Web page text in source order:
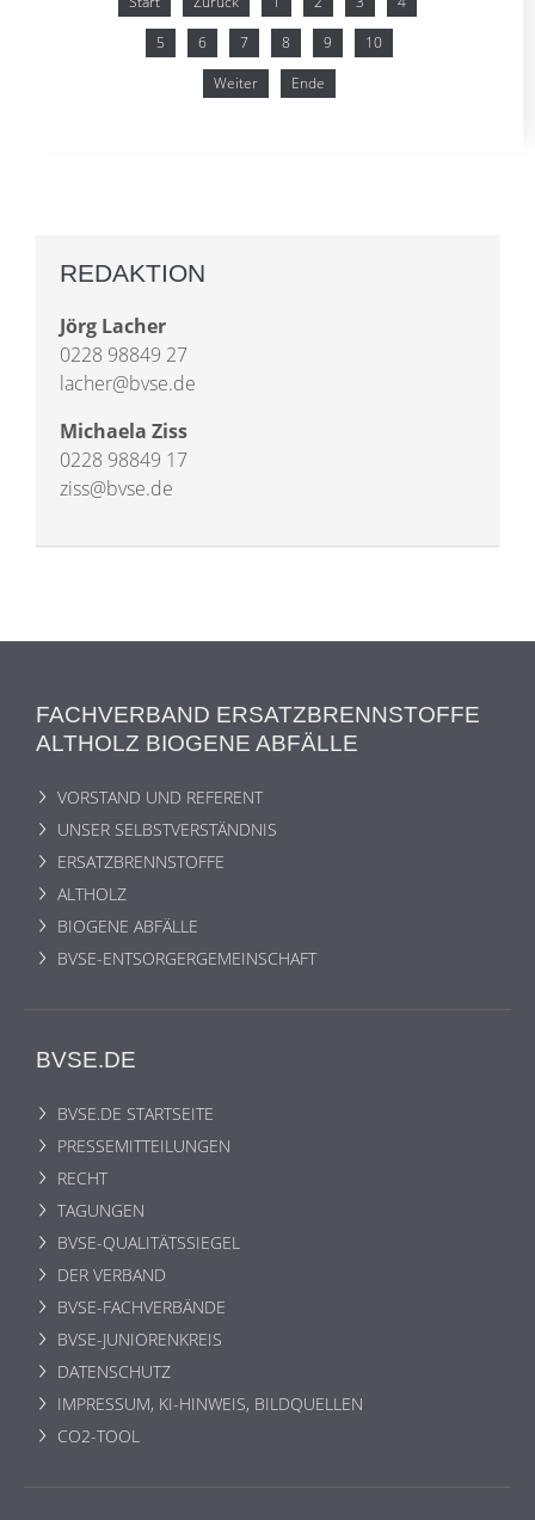
5 6 7 8 9 10
Weiter Ende
REDAKTION
Jörg Lacher
0228 98849 27
lacher@bvse.de
Michaela Ziss
0228 98849 17
ziss@bvse.de
FACHVERBAND ERSATZBRENNSTOFFE
ALTHOLZ BIOGENE ABFÄLLE
VORSTAND UND REFERENT
UNSER SELBSTVERSTÄNDNIS
ERSATZBRENNSTOFFE
ALTHOLZ
BIOGENE ABFÄLLE
BVSE-ENTSORGERGEMEINSCHAFT
BVSE.DE
BVSE.DE STARTSEITE
PRESSEMITTEILUNGEN
RECHT
TAGUNGEN
BVSE-QUALITÄTSSIEGEL
DER VERBAND
BVSE-FACHVERBÄNDE
BVSE-JUNIORENKREIS
DATENSCHUTZ
IMPRESSUM, KI-HINWEIS, BILDQUELLEN
CO2-TOOL